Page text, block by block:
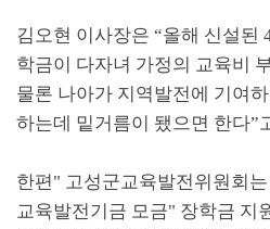
김오현 이사장은 “올해 신설된
학금이 다자녀 가정의 교육비
물론 나아가 지역발전에 기여
하는데 밑거름이 됐으면 한다”
한편" 고성군교육발전위원회는
교육발전기금 모금" 장학금 지